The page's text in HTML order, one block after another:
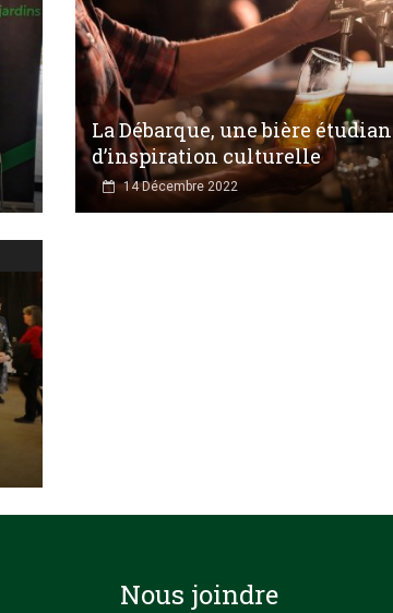
La Débarque, une bière
d’inspiration culturelle
14 Décembre 2022
Nous joindre